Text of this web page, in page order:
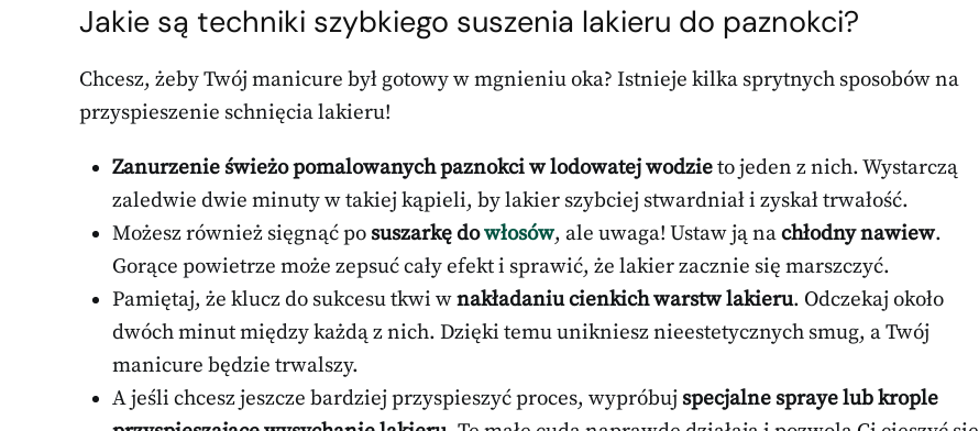
Jakie są techniki szybkiego suszenia lakieru do paznokci?
Chcesz, żeby Twój manicure był gotowy w mgnieniu oka? Istnieje kilka sprytnych sposobów na
przyspieszenie schnięcia lakieru!
Zanurzenie świeżo pomalowanych paznokci w lodowatej wodzieto jeden z nich. Wystarczą
zaledwie dwie minuty w takiej kąpieli, by lakier szybciej stwardniał i zyskał trwałość.
Możesz również sięgnąć po suszarkę dowłosów, ale uwaga! Ustaw ją nachłodny nawiew.
Gorące powietrze może zepsuć cały efekt i sprawić, że lakier zacznie się marszczyć.
Pamiętaj, że klucz do sukcesu tkwi wnakładaniu cienkich warstw lakieru. Odczekaj około
dwóch minut między każdą z nich. Dzięki temu unikniesz nieestetycznych smug, a Twój
manicure będzie trwalszy.
A jeśli chcesz jeszcze bardziej przyspieszyć proces, wypróbuj specjalne spraye lub krople